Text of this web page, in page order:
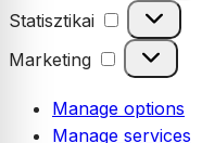
Statisztikai Statisztikai
Marketing Marketing
Manage options
Manage services